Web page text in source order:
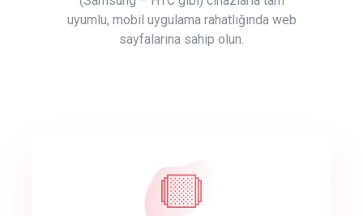
uyumlu, mobil uygulama rahatlığında web
sayfalarına sahip olun.